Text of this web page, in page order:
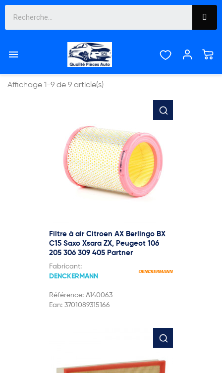

FILTRES

Affichage 1-9 de 9 article(s)
Filtre à air Citroen AX Berlingo BX
C15 Saxo Xsara ZX, Peugeot 106
205 306 309 405 Partner
Fabricant:
DENCKERMANN
Référence: A140063
Ean: 3701089315166